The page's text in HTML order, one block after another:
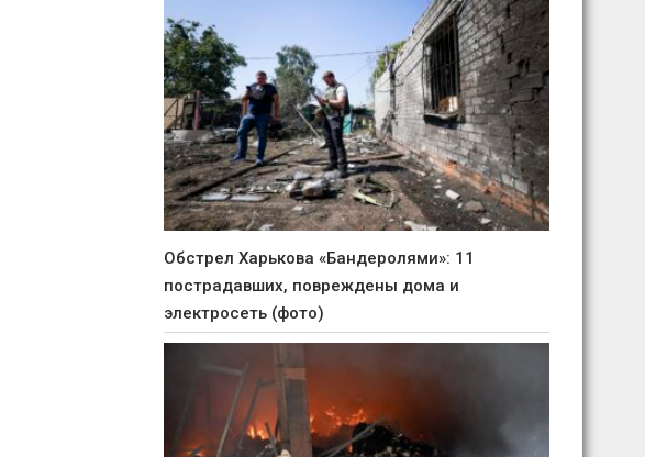
Обстрел Харькова «Бандеролями»: 11
пострадавших, повреждены дома и
электросеть (фото)